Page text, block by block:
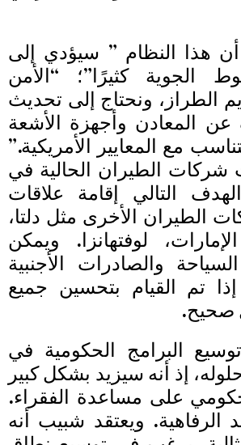
هذا النظام ” سيؤدي إلى
الجوية كثيرًا”؛ “الأمن
الطراز، ونحتاج إلى تحديث
المعادن وأجهزة الأشعة
مع المعايير الأمريكية.”
شركات الطيران الحالية في
التالي إقامة علاقات
الطيران الأخرى مثل دلتا،
لوفتهانزا. ويمكن
والصادرات الأجنبية
تم القيام بتحسين جميع
صحيح.
البرامج الحكومية في
إذ أنه سيزيد بشكل كبير
على مساعدة الفقراء.
الرفاهية. ويعتقد شبيب أنه